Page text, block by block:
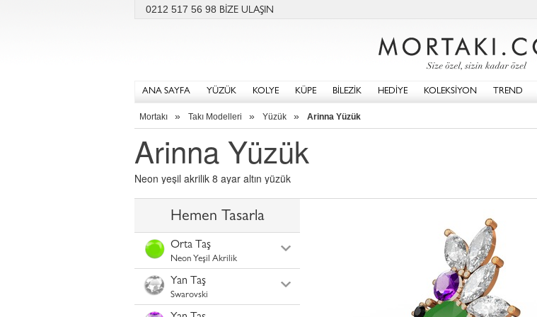
0212 517 56 98 BİZE ULAŞIN
ANA SAYFA YÜZÜK KOLYE KÜPE BİLEZİK HEDİYE KOLEKSİYON TREND
Mortakı » Takı Modelleri » Yüzük » Arinna Yüzük
Arinna Yüzük
Neon yeşil akrilik 8 ayar altın yüzük
Hemen Tasarla
Orta Taş
Neon Yeşil Akrilik
Yan Taş
Swarovski